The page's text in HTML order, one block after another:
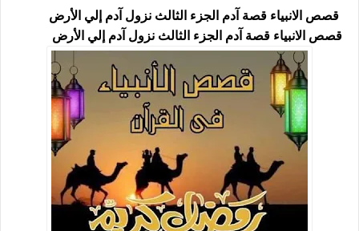
قصص الانبياء قصة آدم الجزء الثالث نزول آدم إلي الأرض
قصص الانبياء قصة آدم الجزء الثالث نزول آدم إلي الأرض